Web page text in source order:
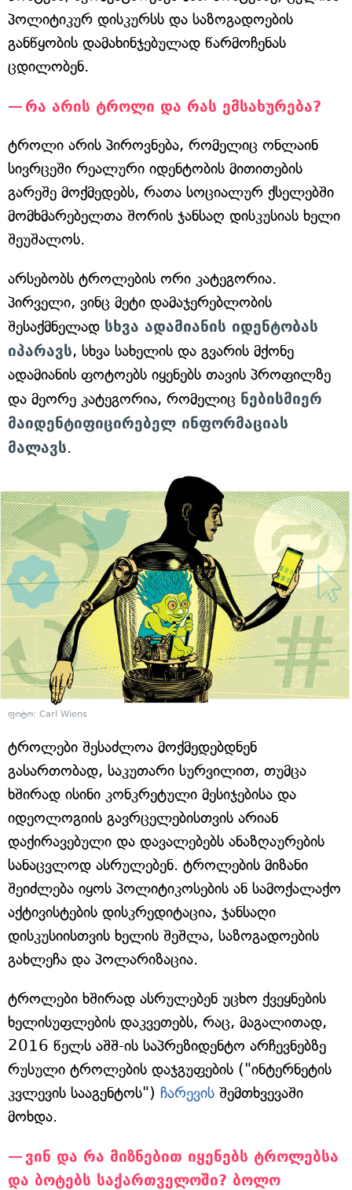
პოლიტიკურ დისკურსს და საზოგადოების
განწყობის დამახინჯებულად წარმოჩენას
ცდილობენ.
რა არის ტროლი და რას ემსახურება?
ტროლი არის პიროვნება, რომელიც ონლაინ
სივრცეში რეალური იდენტობის მითითების
გარეშე მოქმედებს, რათა სოციალურ ქსელებში
მომხმარებელთა შორის ჯანსაღ დისკუსიას ხელი
შეუშალოს.
არსებობს ტროლების ორი კატეგორია.
პირველი, ვინც მეტი დამაჯერებლობის
შესაქმნელად სხვა ადამიანის იდენტობას
იპარავს, სხვა სახელის და გვარის მქონე
ადამიანის ფოტოებს იყენებს თავის პროფილზე
და მეორე კატეგორია, რომელიც ნებისმიერ
მაიდენტიფიცირებელ ინფორმაციას
მალავს.
ფოტო: Carl Wiens
ტროლები შესაძლოა მოქმედებდნენ
გასართობად, საკუთარი სურვილით, თუმცა
ხშირად ისინი კონკრეტული მესიჯებისა და
იდეოლოგიის გავრცელებისთვის არიან
დაქირავებული და დავალებებს ანაზღაურების
სანაცვლოდ ასრულებენ. ტროლების მიზანი
შეიძლება იყოს პოლიტიკოსების ან სამოქალაქო
აქტივისტების დისკრედიტაცია, ჯანსაღი
დისკუსიისთვის ხელის შეშლა, საზოგადოების
გახლეჩა და პოლარიზაცია.
ტროლები ხშირად ასრულებენ უცხო ქვეყნების
ხელისუფლების დაკვეთებს, რაც, მაგალითად,
2016 წელს აშშ-ის საპრეზიდენტო არჩევნებზე
რუსული ტროლების დაჯგუფების ("ინტერნეტის
კვლევის სააგენტოს") ჩარევის შემთხვევაში
მოხდა.
ვინ და რა მიზნებით იყენებს ტროლებსა
და ბოტებს საქართველოში? ბოლო